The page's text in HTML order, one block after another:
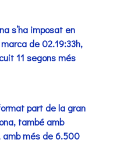
s’ha imposat en
de 02.19:33h,
11 segons més
part de la gran
també amb
més de 6.500